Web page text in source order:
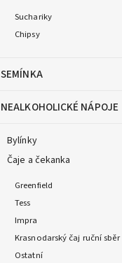
Suchariky
Chipsy
SEMÍNKA
NEALKOHOLICKÉ NÁPOJE
Bylínky
Čaje a čekanka
Greenfield
Tess
Impra
Krasnodarský čaj ruční sběr
Ostatní